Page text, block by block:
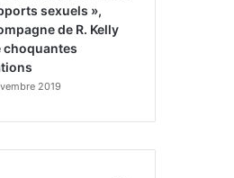
sexuels »,
de R. Kelly
choquantes
2019